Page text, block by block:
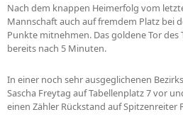
Nach dem knappen Heimerfolg vom
Mannschaft auch auf fremdem Platz bei
Punkte mitnehmen. Das goldene Tor des
bereits nach 5 Minuten.
In einer noch sehr ausgeglichenen
Sascha Freytag auf Tabellenplatz 7 vor
einen Zähler Rückstand auf Spitzenreiter